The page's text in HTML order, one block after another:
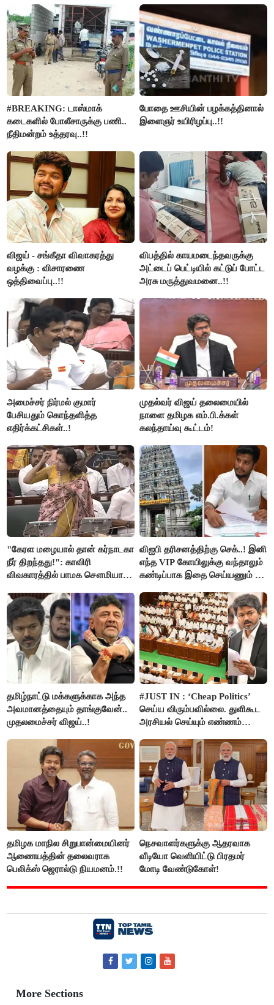
#BREAKING: டாஸ்மாக்
கடைகளில் போலீசாருக்கு பணி..
நீதிமன்றம் உத்தரவு..!!
போதை ஊசியின் பழக்கத்தினால்
இளைஞர் உயிரிழப்பு..!!
விஜய் - சங்கீதா விவாகரத்து
வழக்கு : விசாரணை
ஒத்திவைப்பு..!!
விபத்தில் காயமடைந்தவருக்கு
அட்டைப் பெட்டியில் கட்டுப் போட்ட
அரசு மருத்துவமனை..!!
அமைச்சர் நிர்மல் குமார்
பேசியதும் கொந்தளித்த
எதிர்க்கட்சிகள்..!
முதல்வர் விஜய் தலைமையில்
நாளை தமிழக எம்.பி.க்கள்
கலந்தாய்வு கூட்டம்!
"கேரள மழையால் தான் கர்நாடகா
நீர் திறந்தது!": காவிரி
விவகாரத்தில் பாமக சௌமியா
விஐபி தரிசனத்திற்கு செக்..! இனி
எந்த VIP கோயிலுக்கு வந்தாலும்
கண்டிப்பாக இதை செய்யணும் -
தமிழ்நாட்டு மக்களுக்காக அந்த
அவமானத்தையும் தாங்குவேன்..
முதலமைச்சர் விஜய்..!
#JUST IN : ‘Cheap Politics’
செய்ய விரும்பவில்லை. துளிகூட
அரசியல் செய்யும் எண்ணம்
விஜய் பதில்!
தமிழக மாநில சிறுபான்மையினர்
ஆணையத்தின் தலைவராக
பெலிக்ஸ் ஜெரால்டு நியமனம்.!!
நெசவாளர்களுக்கு ஆதரவாக
வீடியோ வெளியிட்டு பிரதமர்
மோடி வேண்டுகோள்!
More Sections